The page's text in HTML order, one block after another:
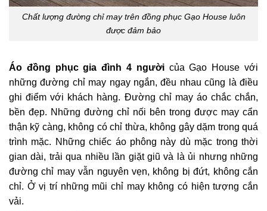
Chất lượng đường chỉ may trên đồng phục Gạo House luôn
được đảm bảo
Áo đồng phục gia đình 4 người của Gạo House với
những đường chỉ may ngay ngắn, đều nhau cũng là điều
ghi điểm với khách hàng. Đường chỉ may áo chắc chắn,
bền đẹp. Những đường chỉ nối bên trong được may cẩn
thận kỹ càng, không có chỉ thừa, không gây dặm trong quá
trình mặc. Những chiếc áo phông này dù mặc trong thời
gian dài, trải qua nhiều lần giặt giũ và là ủi nhưng những
đường chỉ may vẫn nguyên vẹn, không bị đứt, không cắn
chỉ. Ở vị trí những mũi chỉ may không có hiện tượng cắn
vải.